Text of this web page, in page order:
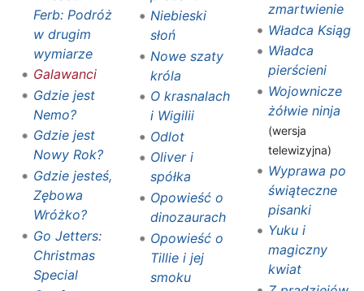
Ferb: Podróż
w drugim
wymiarze
Galawanci
Gdzie jest
Nemo?
Gdzie jest
Nowy Rok?
Gdzie jesteś,
Zębowa
Wróżko?
Go Jetters:
Christmas
Special
Niebieski
słoń
Nowe szaty
króla
O krasnalach
i Wigilii
Odlot
Oliver i
spółka
Opowieść o
dinozaurach
Opowieść o
Tillie i jej
smoku
zmartwienie
Władca Ksiąg
Władca
pierścieni
Wojownicze
żółwie ninja
(wersja
telewizyjna)
Wyprawa po
świąteczne
pisanki
Yuku i
magiczny
kwiat